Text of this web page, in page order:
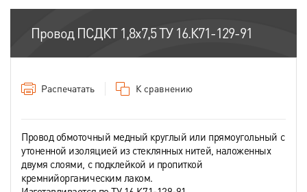
Провод ПСДКТ 1,8х7,5 ТУ 16.К71-129-91
Распечатать К сравнению
Провод обмоточный медный круглый или прямоугольный с
утоненной изоляцией из стеклянных нитей, наложенных
двумя слоями, с подклейкой и пропиткой
кремнийорганическим лаком.